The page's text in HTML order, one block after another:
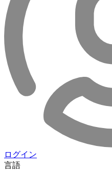
ログイン
言語